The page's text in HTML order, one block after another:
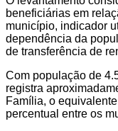
beneficiárias em
município, indicador
dependência da
de transferência de
Com população de
registra
Família, o
percentual entre os